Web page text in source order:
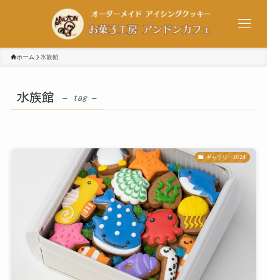
ホーム 水族館
水族館 – tag –
ギャラリー2024